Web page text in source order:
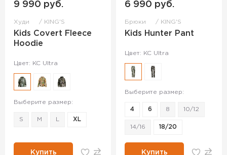
9 990 руб.
Худи KING'S
Kids Covert Fleece
Hoodie
Цвет: KC Ultra
Выберите размер:
S M XL
Купить
6 990 руб.
Брюки KING'S
Kids Hunter Pant
Цвет: KC Ultra
Выберите размер:
4 6 8 10/12
14/16 18/20
Купить